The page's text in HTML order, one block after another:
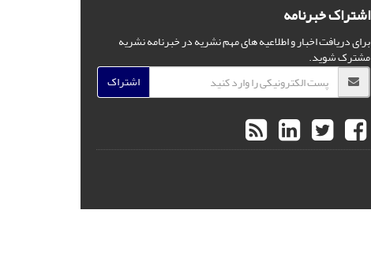
اشتراک خبرنامه
برای دریافت اخبار و اطلاعیه های مهم نشریه در خبرنامه نشریه
مشترک شوید.
اشتراک